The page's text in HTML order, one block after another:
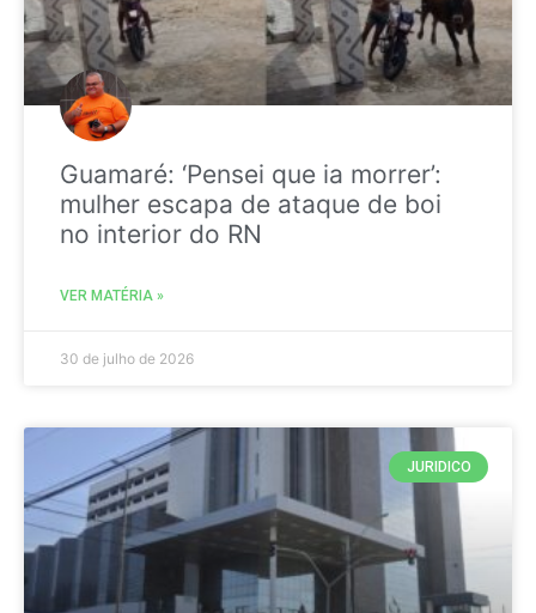
Guamaré: ‘Pensei que ia morrer’:
mulher escapa de ataque de boi
no interior do RN
VER MATÉRIA »
30 de julho de 2026
JURIDICO